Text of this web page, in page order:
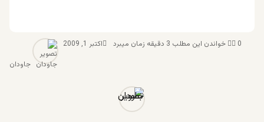
جاودان
اکتبر 1, 2009 0 خواندن این مطلب 3 دقیقه زمان میبرد